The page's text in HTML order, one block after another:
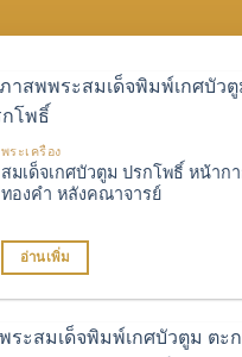
เพิ่มรายการโป
พระเครื่อง
สมเด็จเกศบัวตูม ปรกโพธิ์ หน้าก
ทองคํา หลังคณาจารย์
อ่านเพิ่ม